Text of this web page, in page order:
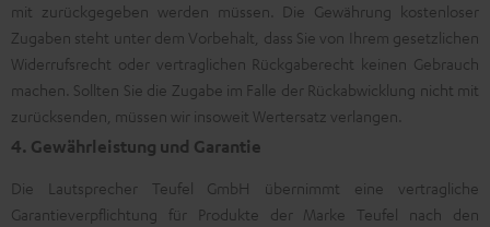
mit zurückgegeben werden müssen. Die Gewährung kostenloser
Zugaben steht unter dem Vorbehalt, dass Sie von Ihrem gesetzlichen
Widerrufsrecht oder vertraglichen Rückgaberecht keinen Gebrauch
machen. Sollten Sie die Zugabe im Falle der Rückabwicklung nicht mit
zurücksenden, müssen wir insoweit Wertersatz verlangen.
4. Gewährleistung und Garantie
Die Lautsprecher Teufel GmbH übernimmt eine vertragliche
Garantieverpflichtung für Produkte der Marke Teufel nach den